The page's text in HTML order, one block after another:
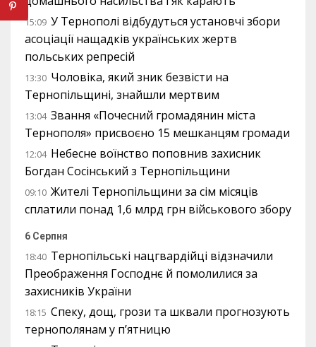
15:09 У Тернополі відбудуться установчі збори
асоціації нащадків українських жертв
польських репресій
13:30 Чоловіка, який зник безвісти на
Тернопільщині, знайшли мертвим
13:04 Звання «Почесний громадянин міста
Тернополя» присвоєно 15 мешканцям громади
12:04 Небесне воїнство поповнив захисник
Богдан Сосінський з Тернопільщини
09:10 Жителі Тернопільщини за сім місяців
сплатили понад 1,6 млрд грн військового збору
6 Серпня
18:40 Тернопільські нацгвардійці відзначили
Преображення Господнє й помолилися за
захисників України
18:15 Спеку, дощ, грози та шквали прогнозують
тернополянам у п’ятницю